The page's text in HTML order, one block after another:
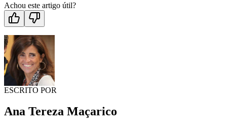
Achou este artigo útil?
ESCRITO POR
Ana Tereza Maçarico